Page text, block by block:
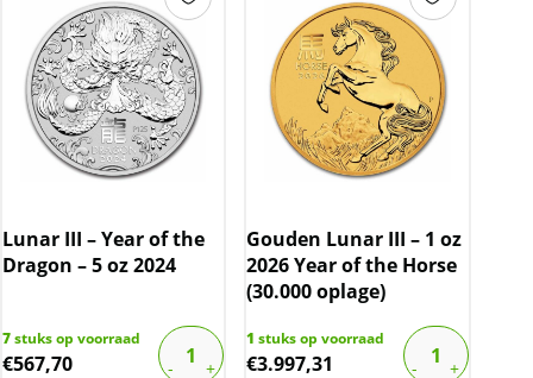
Lunar III – Year of the
Dragon – 5 oz 2024
7stuks op voorraad
€567,70
Gouden Lunar III – 1 oz
2026 Year of the Horse
(30.000 oplage)
1 stuks op voorraad
€3.997,31